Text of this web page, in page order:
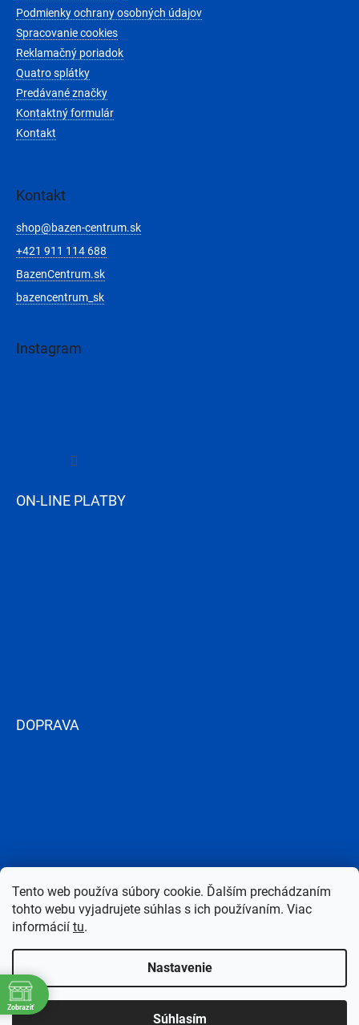
Tento web používa súbory cookie. Ďalším prechádzaním
tohto webu vyjadrujete súhlas s ich používaním. Viac
informácií tu.
Nastavenie
Súhlasím
Podmienky ochrany osobných údajov
Spracovanie cookies
Reklamačný poriadok
Quatro splátky
Predávané značky
Kontaktný formulár
Kontakt
Kontakt
shop@bazen-centrum.sk
+421 911 114 688
BazenCentrum.sk
bazencentrum_sk
Instagram
ON-LINE PLATBY
DOPRAVA
Copyright 2026
Upraviť
nastavenie cookies
Zobraziť